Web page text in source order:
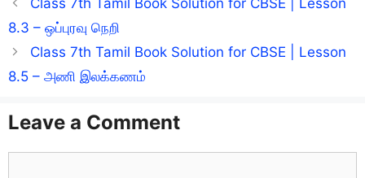
8.3 – ஒப்புரவு நெறி
Class 7th Tamil Book Solution for CBSE | Lesson
8.5 – அணி இலக்கணம்
Leave a Comment